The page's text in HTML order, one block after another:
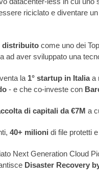
riciclato e diventare
distribuito come uno dei
ad aver sviluppato una
la 1° startup in Italia a
- e che co-investe con
di capitali da €7M a
40+ milioni di file protetti e
Next Generation Cloud
Disaster Recovery